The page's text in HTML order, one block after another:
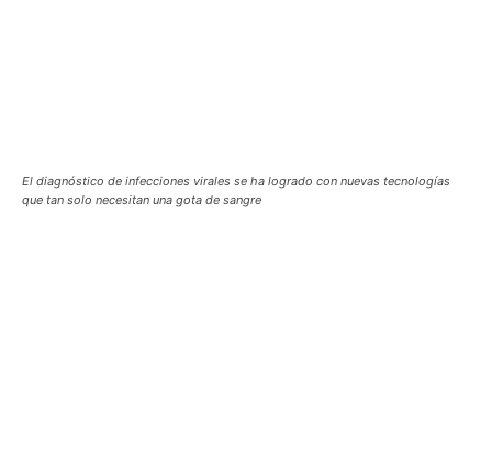
El diagnóstico de infecciones virales se ha logrado con nuevas tecnologías
que tan solo necesitan una gota de sangre